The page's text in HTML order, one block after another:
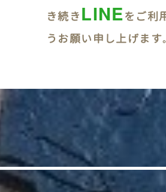
き続きLINEをご利
うお願い申し上げます。